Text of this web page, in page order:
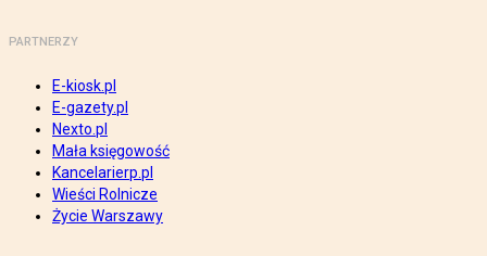
PARTNERZY
E-kiosk.pl
E-gazety.pl
Nexto.pl
Mała księgowość
Kancelarierp.pl
Wieści Rolnicze
Życie Warszawy